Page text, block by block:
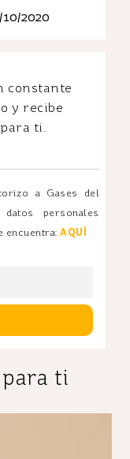
10/2020
constante
y recibe
ti.
a Gases del
personales
encuentra: AQUÍ
ti